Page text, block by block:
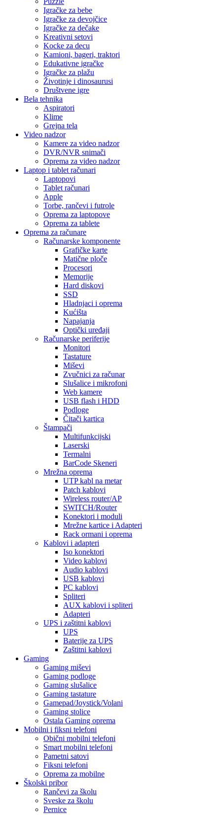
Igračke za bebe
Igračke za devojčice
Igračke za dečake
Kreativni setovi
Kocke za decu
Kamioni, bageri, traktori
Edukativne igračke
Igračke za plažu
Životinje i dinosaurusi
Društvene igre
Bela tehnika
Aspiratori
Klime
Grejna tela
Video nadzor
Kamere za video nadzor
DVR/NVR snimači
Oprema za video nadzor
Laptop i tablet računari
Laptopovi
Tablet računari
Apple
Torbe, rančevi i futrole
Oprema za laptopove
Oprema za tablete
Oprema za računare
Računarske komponente
Grafičke karte
Matične ploče
Procesori
Memorije
Hard diskovi
SSD
Hladnjaci i oprema
Kućišta
Napajanja
Optički uređaji
Računarske periferije
Monitori
Tastature
Miševi
Zvučnici za računar
Slušalice i mikrofoni
Web kamere
USB flash i HDD
Podloge
Čitači kartica
Štampači
Multifunkcijski
Laserski
Termalni
BarCode Skeneri
Mrežna oprema
UTP kabl na metar
Patch kablovi
Wireless router/AP
SWITCH/Router
Konektori i moduli
Mrežne kartice i Adapteri
Rack ormani i oprema
Kablovi i adapteri
Iso konektori
Video kablovi
Audio kablovi
USB kablovi
PC kablovi
Spliteri
AUX kablovi i spliteri
Adapteri
UPS i zaštitni kablovi
UPS
Baterije za UPS
Zaštitni kablovi
Gaming
Gaming miševi
Gaming podloge
Gaming slušalice
Gaming tastature
Gamepad/Joystick/Volani
Gaming stolice
Ostala Gaming oprema
Mobilni i fiksni telefoni
Obični mobilni telefoni
Smart mobilni telefoni
Pametni satovi
Fiksni telefoni
Oprema za mobilne
Školski pribor
Rančevi za školu
Sveske za školu
Pernice